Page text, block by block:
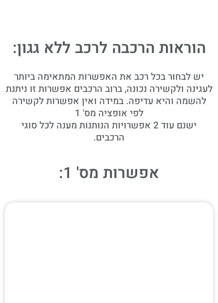
הוראות הרכבה לרכב ללא גגון:
יש לבחור בכל רכב את האפשרות המתאימה ביותר
לעגינה ולקשירה נכונה, ברוב הרכבים אפשרות זו ניתנת
להשמה והיא עדיפה. במידה ואין אפשרות לקשירה
לפי אופציה מס' 1
ישנם עוד 2 אפשרויות הנותנות מענה לכל סוגי
הרכבים.
אפשרות מס' 1: